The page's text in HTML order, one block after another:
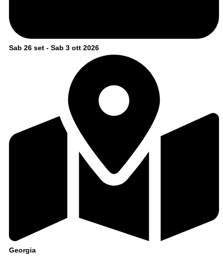
Sab 26 set - Sab 3 ott 2026
Georgia